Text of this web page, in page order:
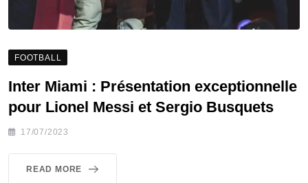
FOOTBALL
Inter Miami : Présentation exceptionnelle
pour Lionel Messi et Sergio Busquets
17/07/2023
READ MORE